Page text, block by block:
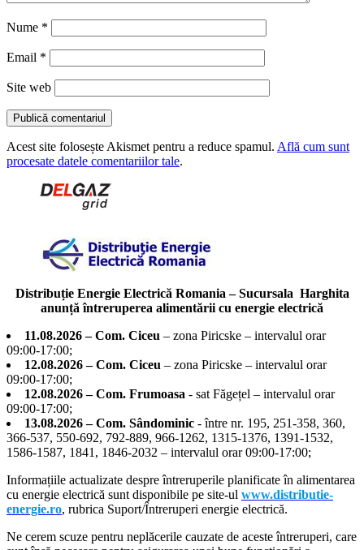
Nume *
Email *
Site web
Acest site folosește Akismet pentru a reduce spamul. Află cum sunt
procesate datele comentariilor tale.
Distribuție Energie Electrică Romania – Sucursala Harghita
anunță întreruperea alimentării cu energie electrică
11.08.2026 – Com. Ciceu – zona Piricske – intervalul orar
09:00-17:00;
12.08.2026 – Com. Ciceu – zona Piricske – intervalul orar
09:00-17:00;
12.08.2026 – Com. Frumoasa - sat Făgețel – intervalul orar
09:00-17:00;
13.08.2026 – Com. Sândominic - între nr. 195, 251-358, 360,
366-537, 550-692, 792-889, 966-1262, 1315-1376, 1391-1532,
1586-1587, 1841, 1846-2032 – intervalul orar 09:00-17:00;
Informațiile actualizate despre întreruperile planificate în alimentarea
cu energie electrică sunt disponibile pe site-ul www.distributie-
energie.ro, rubrica Suport/Întreruperi energie electrică.
Ne cerem scuze pentru neplăcerile cauzate de aceste întreruperi, care